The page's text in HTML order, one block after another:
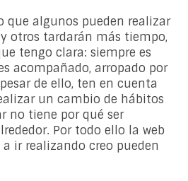
que algunos pueden realizar
otros tardarán más tiempo,
tengo clara: siempre es
acompañado, arropado por
de ello, ten en cuenta
un cambio de hábitos
no tiene por qué ser
Por todo ello la web
ir realizando creo pueden